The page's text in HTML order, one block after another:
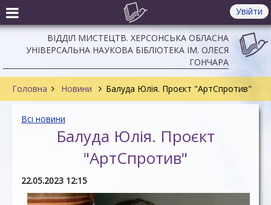
Увійти
ВІДДІЛ МИСТЕЦТВ. ХЕРСОНСЬКА ОБЛАСНА
УНІВЕРСАЛЬНА НАУКОВА БІБЛІОТЕКА ІМ. ОЛЕСЯ
ГОНЧАРА
Головна Новини Балуда Юлія. Проєкт "АртСпротив"
Всі новини
Балуда Юлія. Проєкт
"АртСпротив"
22.05.2023 12:15